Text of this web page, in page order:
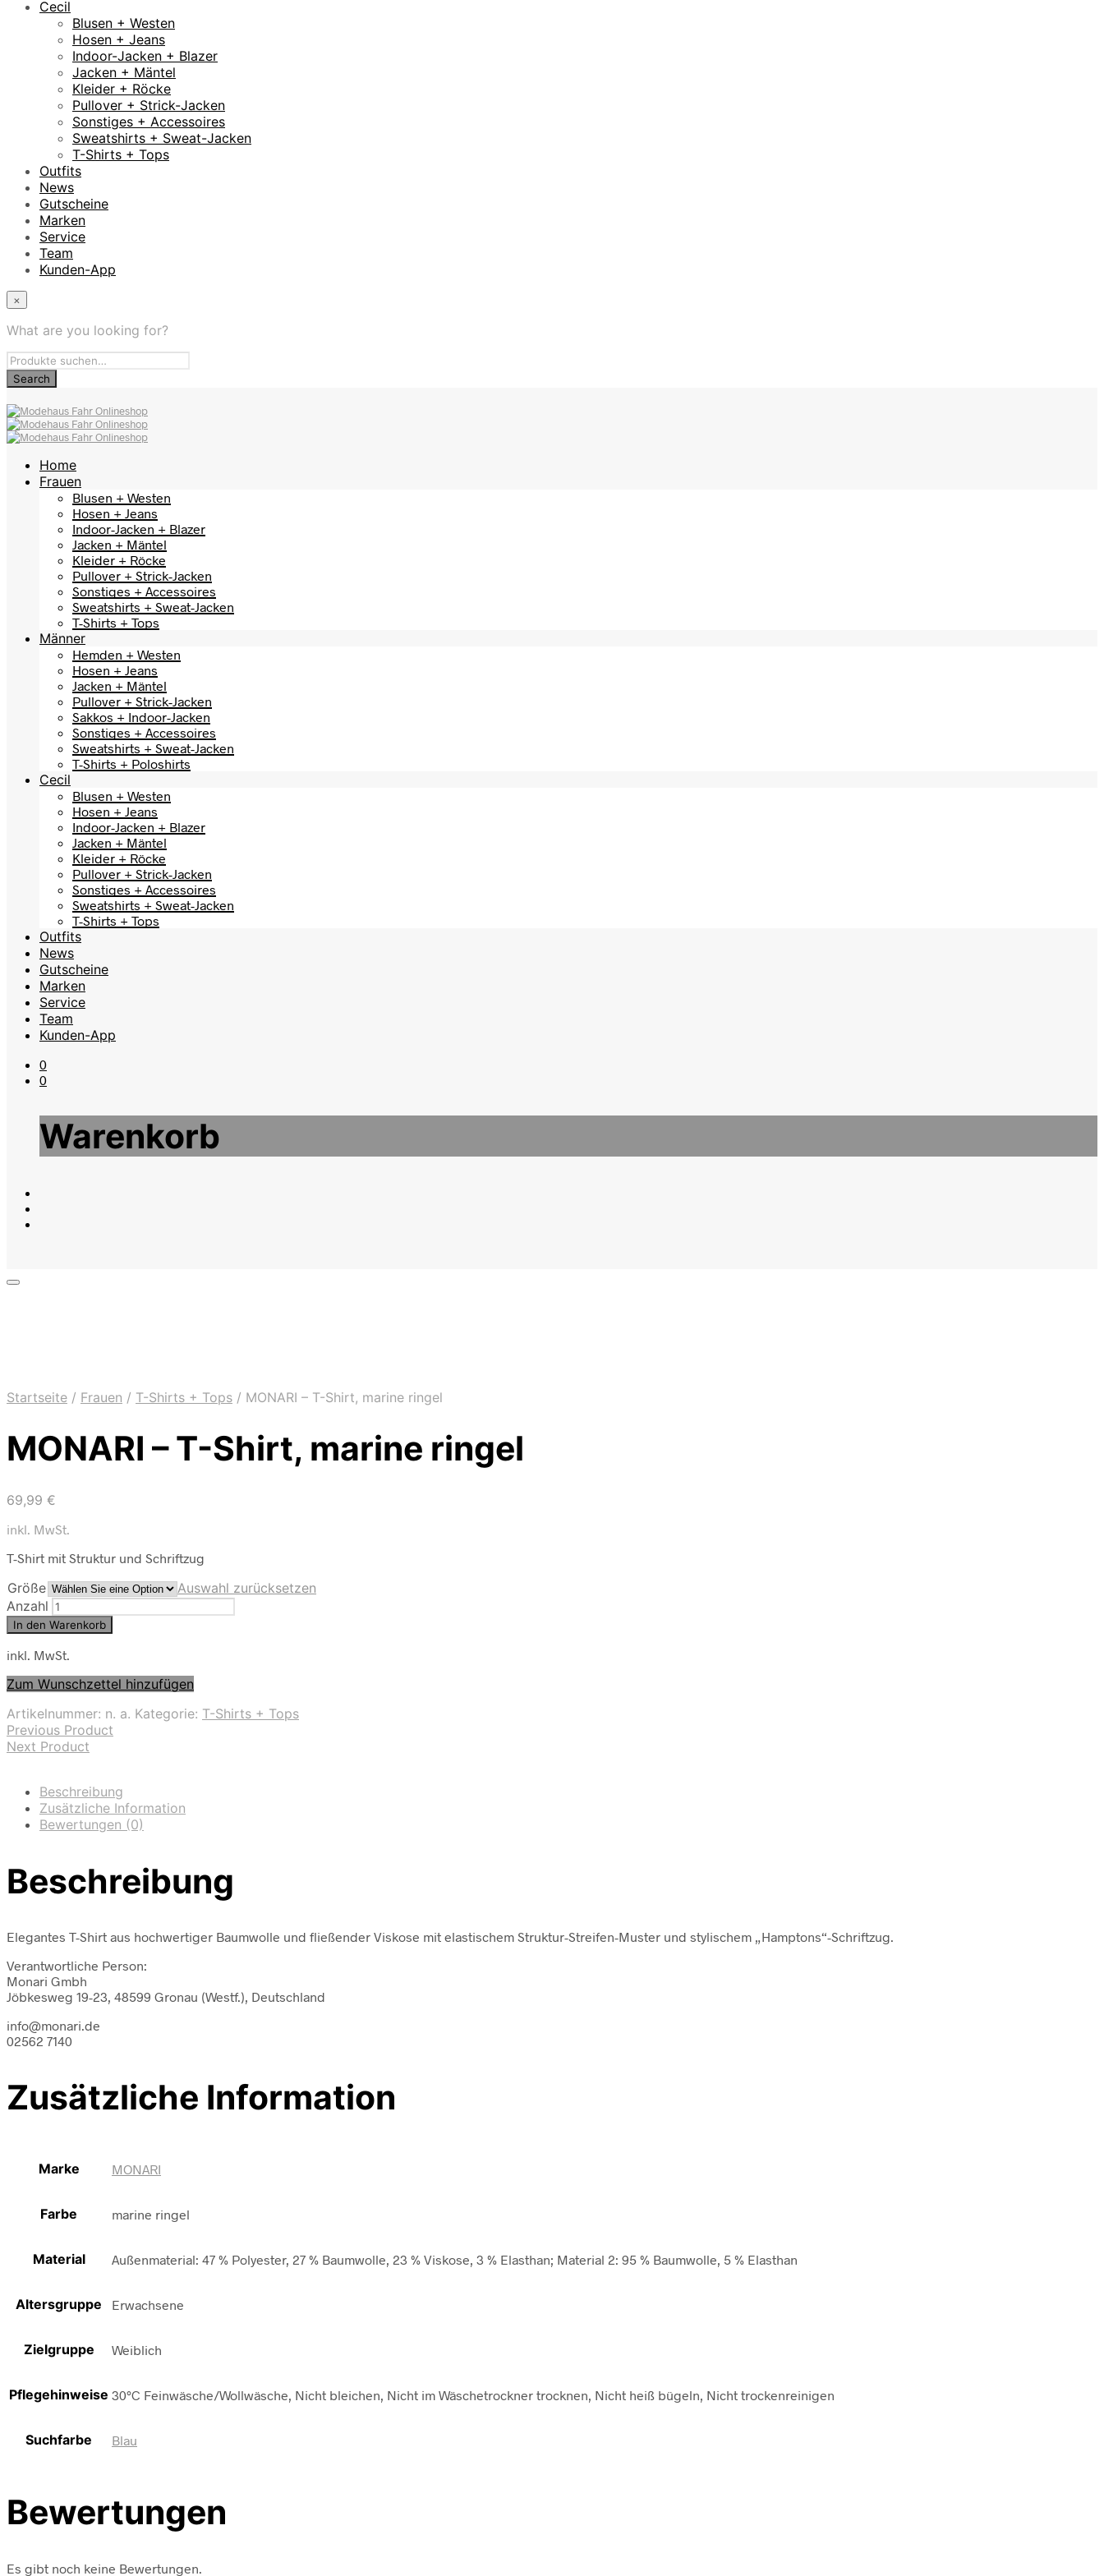
Cecil
Blusen + Westen
Hosen + Jeans
Indoor-Jacken + Blazer
Jacken + Mäntel
Kleider + Röcke
Pullover + Strick-Jacken
Sonstiges + Accessoires
Sweatshirts + Sweat-Jacken
T-Shirts + Tops
Outfits
News
Gutscheine
Marken
Service
Team
Kunden-App
×
What are you looking for?
Home
Frauen
Blusen + Westen
Hosen + Jeans
Indoor-Jacken + Blazer
Jacken + Mäntel
Kleider + Röcke
Pullover + Strick-Jacken
Sonstiges + Accessoires
Sweatshirts + Sweat-Jacken
T-Shirts + Tops
Männer
Hemden + Westen
Hosen + Jeans
Jacken + Mäntel
Pullover + Strick-Jacken
Sakkos + Indoor-Jacken
Sonstiges + Accessoires
Sweatshirts + Sweat-Jacken
T-Shirts + Poloshirts
Cecil
Blusen + Westen
Hosen + Jeans
Indoor-Jacken + Blazer
Jacken + Mäntel
Kleider + Röcke
Pullover + Strick-Jacken
Sonstiges + Accessoires
Sweatshirts + Sweat-Jacken
T-Shirts + Tops
Outfits
News
Gutscheine
Marken
Service
Team
Kunden-App
0
0
Warenkorb
Startseite / Frauen / T-Shirts + Tops / MONARI – T-Shirt, marine ringel
MONARI – T-Shirt, marine ringel
69,99 €
inkl. MwSt.
T-Shirt mit Struktur und Schriftzug
Größe
Auswahl zurücksetzen
Anzahl
In den Warenkorb
inkl. MwSt.
Zum Wunschzettel hinzufügen
Artikelnummer: n. a. Kategorie: T-Shirts + Tops
Previous Product
Next Product
Beschreibung
Zusätzliche Information
Bewertungen (0)
Beschreibung
Elegantes T-Shirt aus hochwertiger Baumwolle und fließender Viskose mit elastischem Struktur-Streifen-Muster und stylischem „Hamptons“-Schriftzug.
Verantwortliche Person:
Monari Gmbh
Jöbkesweg 19-23, 48599 Gronau (Westf.), Deutschland
info@monari.de
02562 7140
Zusätzliche Information
Marke MONARI
Farbe marine ringel
Material Außenmaterial: 47 % Polyester, 27 % Baumwolle, 23 % Viskose, 3 % Elasthan; Material 2: 95 % Baumwolle, 5 % Elasthan
Altersgruppe Erwachsene
Zielgruppe Weiblich
Pflegehinweise 30°C Feinwäsche/Wollwäsche, Nicht bleichen, Nicht im Wäschetrockner trocknen, Nicht heiß bügeln, Nicht trockenreinigen
Suchfarbe Blau
Bewertungen
Es gibt noch keine Bewertungen.